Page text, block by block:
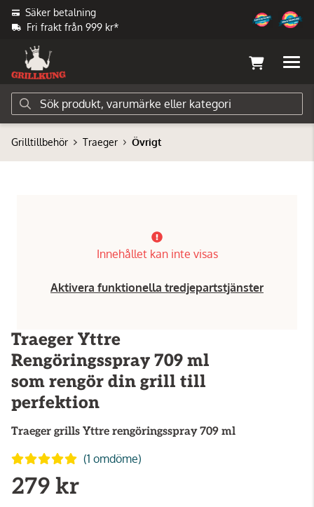
Säker betalning
Fri frakt från 999 kr*
Grilltillbehör Traeger Övrigt
Innehållet kan inte visas
Aktivera funktionella tredjepartstjänster
Traeger Yttre
Rengöringsspray 709 ml
som rengör din grill till
perfektion
Traeger grills Yttre rengöringsspray 709 ml
(1 omdöme)
279 kr